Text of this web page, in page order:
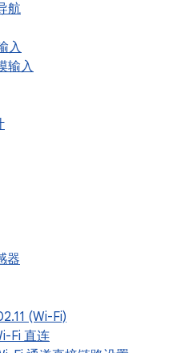
航
入
输入
器
(Wi-Fi)
Fi 直连